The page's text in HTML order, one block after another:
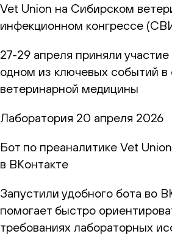
Vet Union на Сибирском
инфекционном конгрессе
27-29 апреля приняли
одном из ключевых событий
ветеринарной медицины
Лаборатория 20 апреля 2026
Бот по преаналитике Vet
в ВКонтакте
Запустили удобного бота во
помогает быстро
требованиях лабораторных